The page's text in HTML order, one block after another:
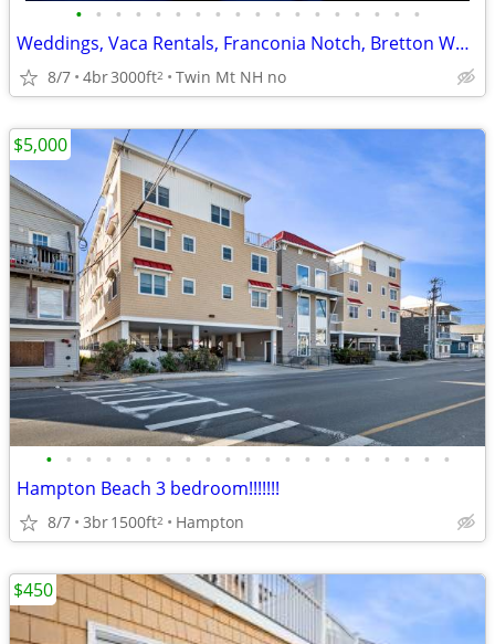
• • • • • • • • • • • • • • • • • •
Weddings, Vaca Rentals, Franconia Notch, Bretton Woods!!!!!!!!!!
8/7 4br3000ft2 Twin Mt NH no
• • • • • • • • • • • • • • • • • • • • •
Hampton Beach 3 bedroom!!!!!!!
8/7 3br1500ft2 Hampton
$5,000
$450